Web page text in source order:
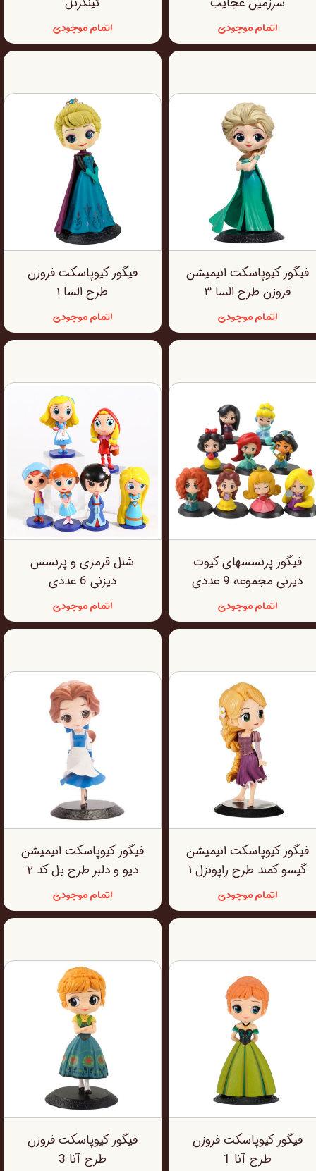
اتمام موجودی اتمام موجودی
فیگور کیوپاسکت انیمیشن
فروزن طرح السا ۳
اتمام موجودی
فیگور کیوپاسکت فروزن
طرح السا ۱
اتمام موجودی
فیگور پرنسسهای کیوت
دیزنی مجموعه 9 عددی
اتمام موجودی
شنل قرمزی و پرنسس
دیزنی 6 عددی
اتمام موجودی
فیگور کیوپاسکت انیمیشن
گیسو کمند طرح راپونزل ۱
اتمام موجودی
فیگور کیوپاسکت انیمیشن
دیو و دلبر طرح بل کد ۲
اتمام موجودی
فیگور کیوپاسکت فروزن
طرح آنا 1
فیگور کیوپاسکت فروزن
طرح آنا 3